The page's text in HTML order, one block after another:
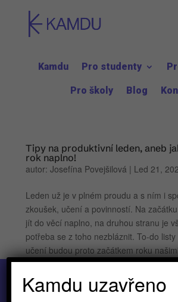
Kamdu Pro studenty
Pro školy Blog
Tipy na produktivní leden, aneb
rok naplno!
autor:Josefína Povejšilová | Led 21,
Leden už je v plném proudu a s ním i
zkoušek, učení a povinností. Na
jít do věcí naplno, na druhou stranu je
potřeba se z toho nezbláznit. To-do
učení budou proto začátkem roku
parťáky a víš,...
Kamdu uzavřeno